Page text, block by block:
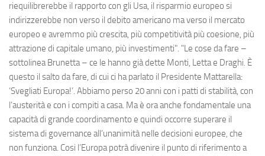
riequilibrerebbe il rapporto con gli Usa, il risparmio europeo si
indirizzerebbe non verso il debito americano ma verso il mercato
europeo e avremmo più crescita, più competitività più coesione, più
attrazione di capitale umano, più investimenti". "Le cose da fare –
sottolinea Brunetta – ce le hanno già dette Monti, Letta e Draghi. È
questo il salto da fare, di cui ci ha parlato il Presidente Mattarella:
‘Svegliati Europa!’. Abbiamo perso 20 anni con i patti di stabilità, con
l’austerità e con i compiti a casa. Ma è ora anche fondamentale una
capacità di grande coordinamento e quindi occorre superare il
sistema di governance all’unanimità nelle decisioni europee, che
non funziona. Cosi l’Europa potrà divenire il punto di riferimento a